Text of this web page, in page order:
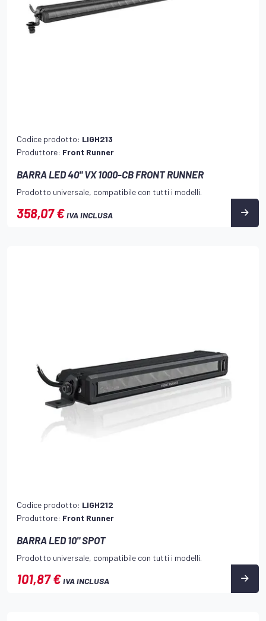
Codice prodotto: LIGH213
Produttore: Front Runner
BARRA LED 40" VX 1000-CB FRONT RUNNER
Prodotto universale, compatibile con tutti i modelli.
358,07 €IVA INCLUSA
Codice prodotto: LIGH212
Produttore: Front Runner
BARRA LED 10" SPOT
Prodotto universale, compatibile con tutti i modelli.
101,87 €IVA INCLUSA